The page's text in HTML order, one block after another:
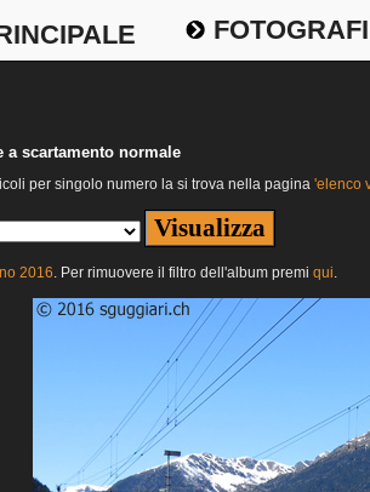
scartamento normale
per singolo numero la si trova nella pagina 'elenco
2016. Per rimuovere il filtro dell'album premi qui.